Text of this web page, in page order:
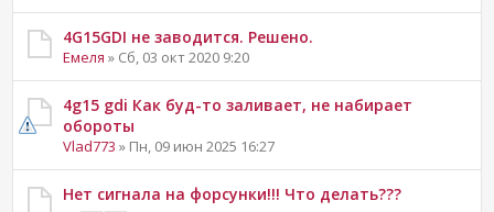
4G15GDI не заводится. Решено.
Емеля » Сб, 03 окт 2020 9:20
4g15 gdi Как буд-то заливает, не набирает
обороты
Vlad773 » Пн, 09 июн 2025 16:27
Нет сигнала на форсунки!!! Что делать???